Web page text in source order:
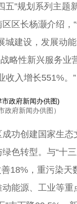
五”规划系列主题
区长杨灏介绍，
城建设，发展动
略性新兴服务业
收入增长551%。”
政府新闻办供图）
功创建国家生态
色转型。与“十三
18%，重污染天
能源、工业等重